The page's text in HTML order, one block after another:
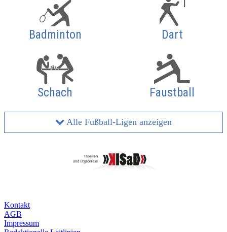
Badminton Dart
Schach Faustball
Alle Fußball-Ligen anzeigen
Kontakt
AGB
Impressum